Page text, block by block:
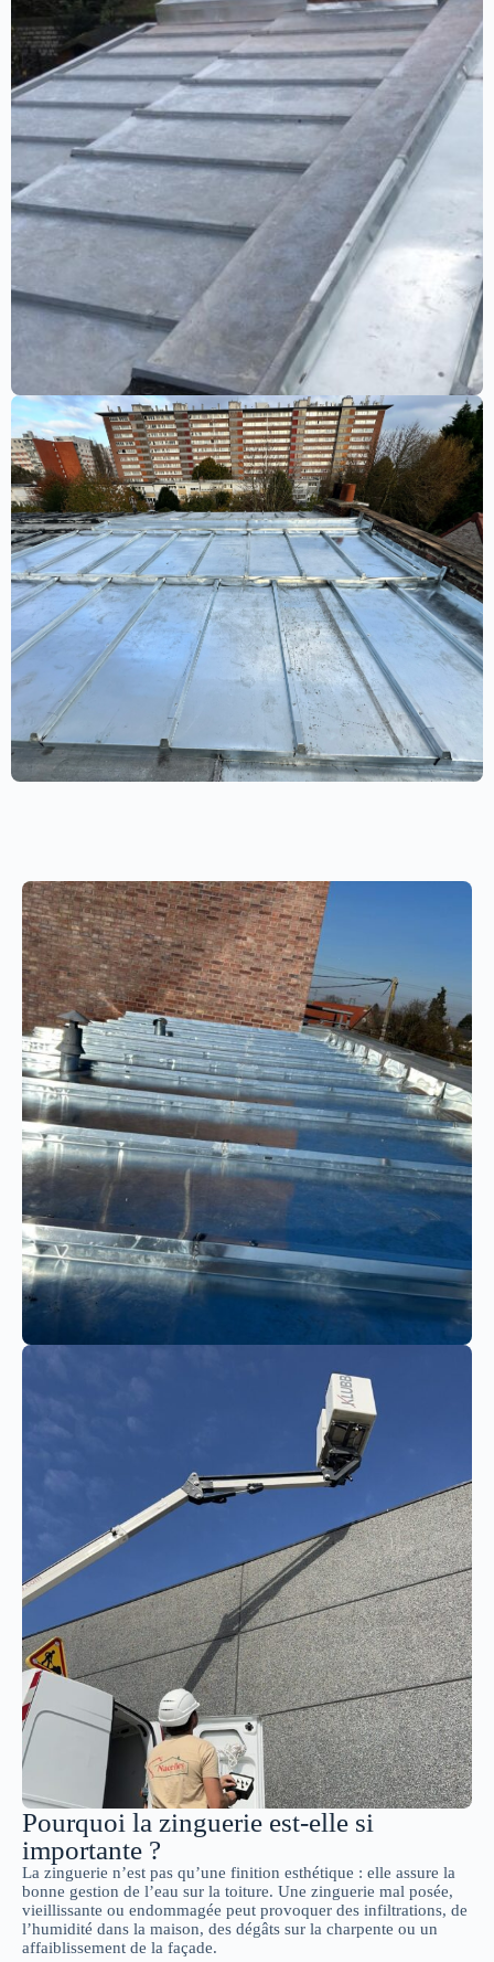
Pourquoi la zinguerie est-elle si
importante ?
La zinguerie n’est pas qu’une finition esthétique : elle assure la
bonne gestion de l’eau sur la toiture. Une zinguerie mal posée,
vieillissante ou endommagée peut provoquer des infiltrations, de
l’humidité dans la maison, des dégâts sur la charpente ou un
affaiblissement de la façade.